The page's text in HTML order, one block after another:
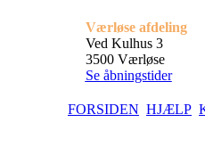
Værløse afdeling
Ved Kulhus 3
3500 Værløse
Se åbningstider
FORSIDEN HJÆLP